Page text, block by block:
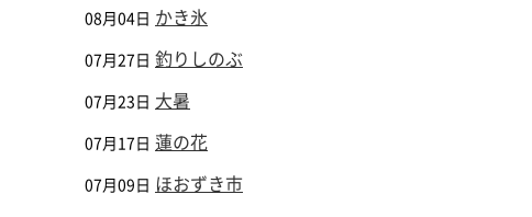
08月04日 かき氷
07月27日 釣りしのぶ
07月23日 大暑
07月17日 蓮の花
07月09日 ほおずき市